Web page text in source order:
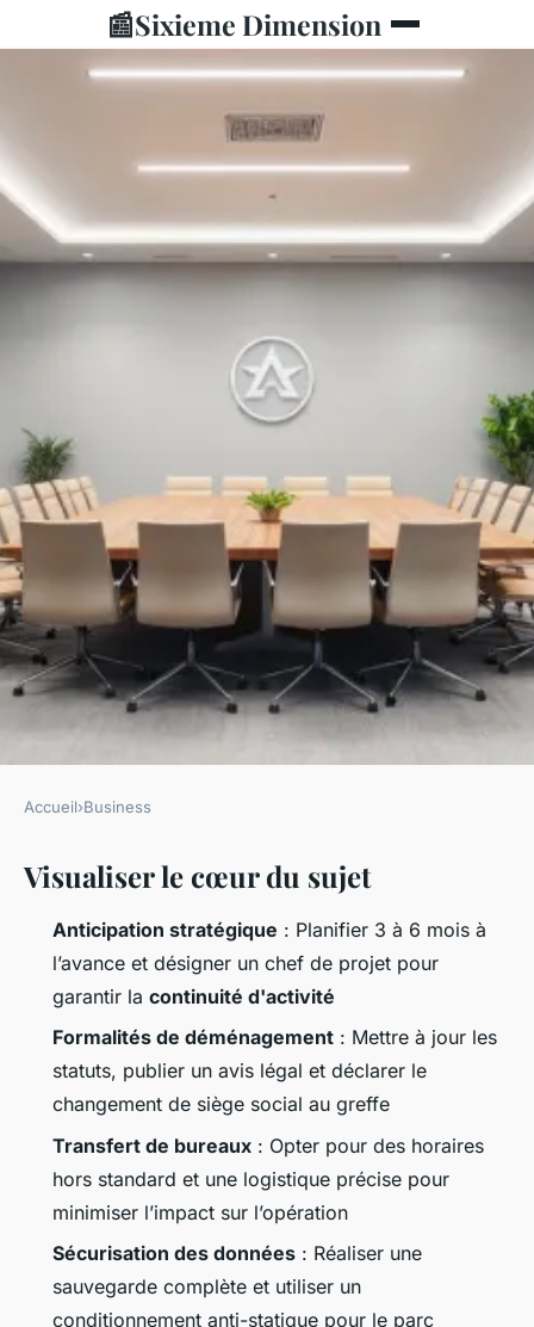
📰Sixieme Dimension
10 conseils pour un
déménagement d'entreprise
efficace
Meissa
Accueil›Business
Visualiser le cœur du sujet
Anticipation stratégique : Planifier 3 à 6 mois à
l’avance et désigner un chef de projet pour
garantir la continuité d'activité
Formalités de déménagement : Mettre à jour les
statuts, publier un avis légal et déclarer le
changement de siège social au greffe
Transfert de bureaux : Opter pour des horaires
hors standard et une logistique précise pour
minimiser l’impact sur l’opération
Sécurisation des données : Réaliser une
sauvegarde complète et utiliser un
conditionnement anti-statique pour le parc